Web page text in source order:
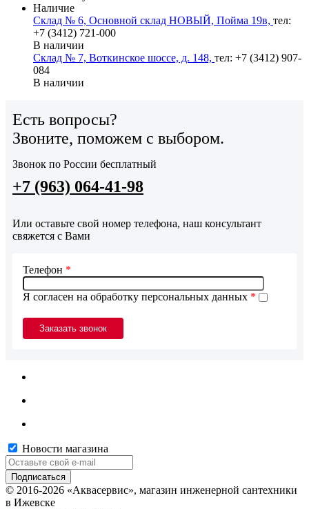
Наличие
Склад № 6, Основной склад НОВЫЙ, Пойма 19в, тел:
+7 (3412) 721-000
В наличии
Склад № 7, Воткинское шоссе, д. 148, тел: +7 (3412) 907-
084
В наличии
Есть вопросы?
Звоните, поможем с выбором.
Звонок по России бесплатный
+7 (963) 064-41-98
Или оставьте свой номер телефона, наш консультант
свяжется с Вами
Я согласен на обработку персональных данных *
Телефон *
Новости магазина
© 2016-2026 «Аквасервис», магазин инженерной сантехники
в Ижевске